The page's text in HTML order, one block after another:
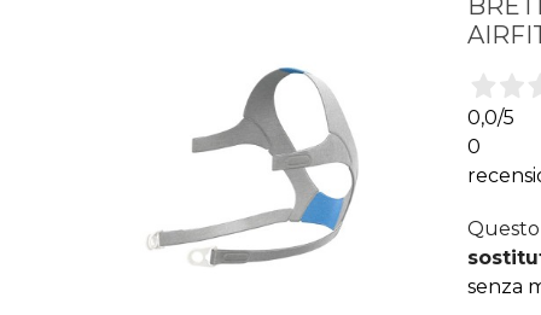
0,0/5
0
senza